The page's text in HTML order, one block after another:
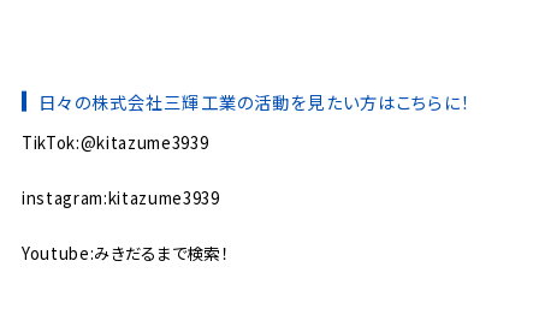
日々の株式会社三輝工業の活動を見たい方はこちらに！
TikTok:@kitazume3939
instagram:kitazume3939
Youtube:みきだるまで検索！